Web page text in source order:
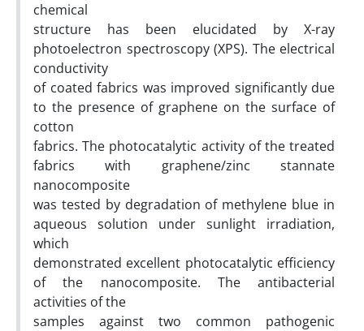
chemical
structure has been elucidated by X-ray
photoelectron spectroscopy (XPS). The electrical
conductivity
of coated fabrics was improved significantly due
to the presence of graphene on the surface of
cotton
fabrics. The photocatalytic activity of the treated
fabrics with graphene/zinc stannate
nanocomposite
was tested by degradation of methylene blue in
aqueous solution under sunlight irradiation,
which
demonstrated excellent photocatalytic efficiency
of the nanocomposite. The antibacterial
activities of the
samples against two common pathogenic